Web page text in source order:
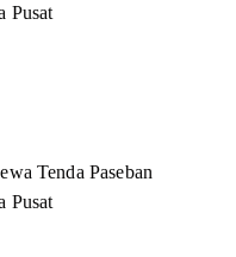
Pusat
Tenda Paseban
Pusat